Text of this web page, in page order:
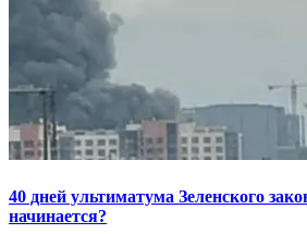
40 дней ультиматума Зеленского
начинается?